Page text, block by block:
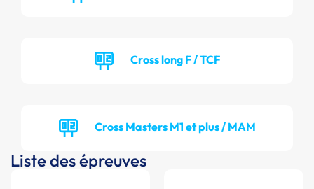
Cross long F / TCF
Cross Masters M1 et plus / MAM
Liste des épreuves